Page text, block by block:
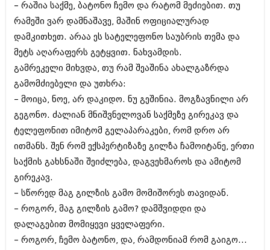
– რაშია საქმე, ბატონო ჩემო და რატომ მეძიებით. თუ
რამეში ვარ დამნაშავე, მაშინ ოფიციალურად
დამკითხეთ. არაა ეს სატელეფონო საუბრის თემა და
მეტს აღარაფერს გეტყვით. ნახვამდის.
გამრეკელი მიხვდა, თუ რამ შეაშინა ახალგაზრდა
გამომძიებელი და უთხრა:
– მოიცა, ნოე, არ დაკიდო. ნუ გეშინია. მოგზავნილი არ
გეგონო. ძალიან მნიშვნელოვან საქმეზე გირეკავ და
ტელეფონით იმიტომ გელაპარაკები, რომ დრო არ
ითმანს. შენ რომ ექსპერტიზაზე გილზა ჩამოიტანე, ერთი
საქმის გახსნაში შეიძლება, დაგვეხმაროს და ამიტომ
გირეკავ.
– სწორედ მაგ გილზის გამო მომიშორეს თავიდან.
– როგორ, მაგ გილზის გამო? დამშვიდდი და
დალაგებით მომიყევი ყველაფერი.
– როგორ, ჩემო ბატონო, და, რამდონიამ რომ გაიგო...